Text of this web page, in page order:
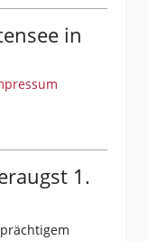
in
1.